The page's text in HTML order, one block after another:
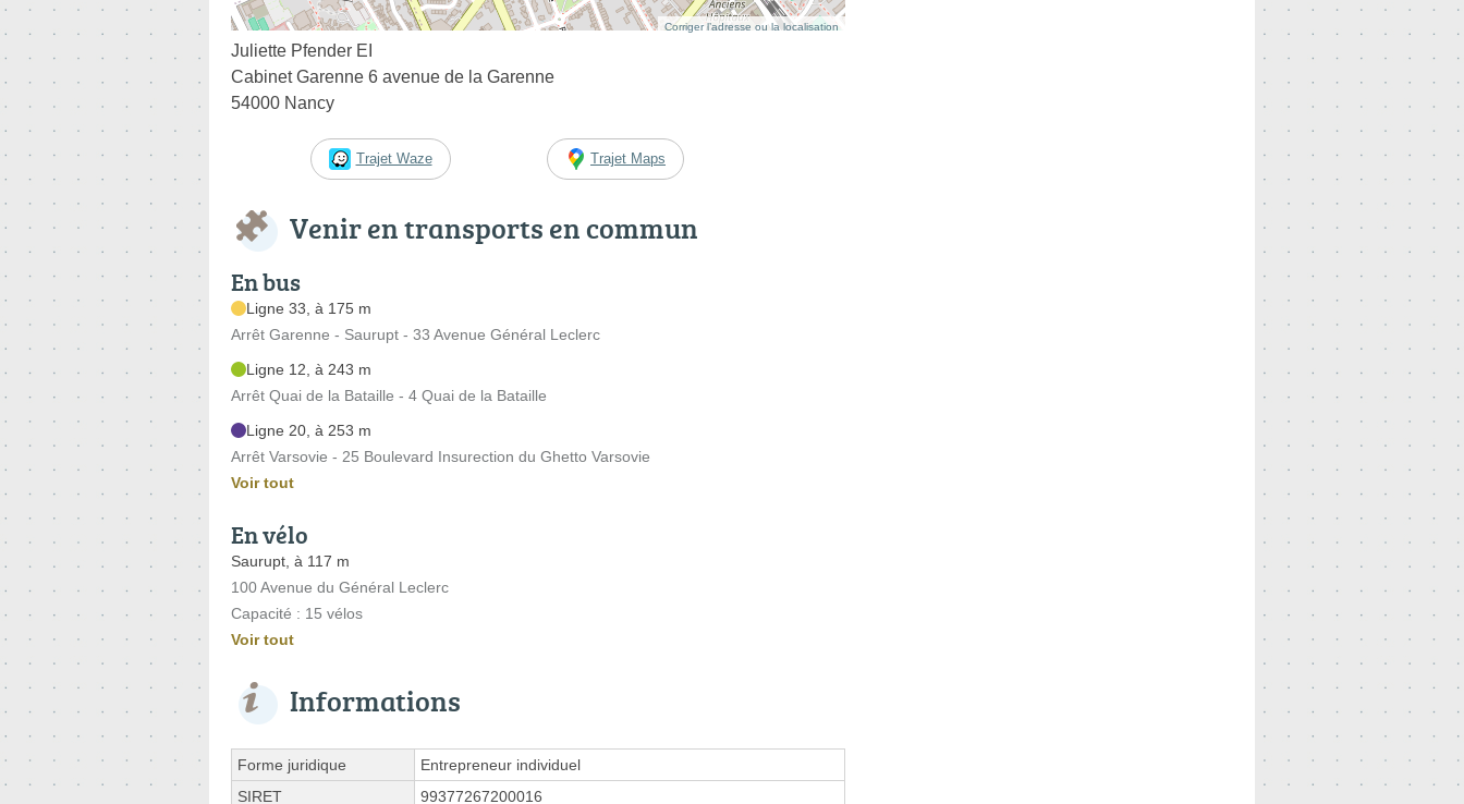
Corriger l’adresse ou la localisation
Juliette Pfender EI
Cabinet Garenne 6 avenue de la Garenne
54000 Nancy
Trajet Waze Trajet Maps
Venir en transports en commun
En bus
Ligne 33, à 175 m
Arrêt Garenne - Saurupt - 33 Avenue Général Leclerc
Ligne 12, à 243 m
Arrêt Quai de la Bataille - 4 Quai de la Bataille
Ligne 20, à 253 m
Arrêt Varsovie - 25 Boulevard Insurection du Ghetto Varsovie
Voir tout
En vélo
Saurupt, à 117 m
100 Avenue du Général Leclerc
Capacité : 15 vélos
Voir tout
Informations
Forme juridique
Entrepreneur individuel
SIRET
99377267200016